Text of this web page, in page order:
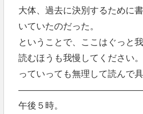
大体、過去に決別するために
いていたのだった。
ということで、ここはぐっと
読むほうも我慢してください。
っていっても無理して読んで
午後５時。